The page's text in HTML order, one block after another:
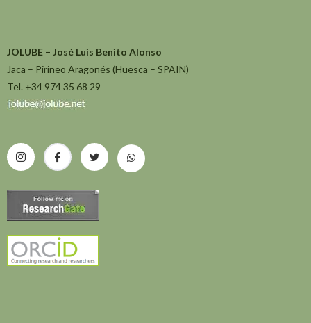
JOLUBE – José Luis Benito Alonso
Jaca – Pirineo Aragonés (Huesca – SPAIN)
Tel. +34 974 35 68 29